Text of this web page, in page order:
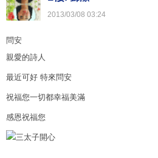
2013/03/08 03:24
問安
親愛的詩人
最近可好 特來問安
祝福您一切都幸福美滿
感恩祝福您